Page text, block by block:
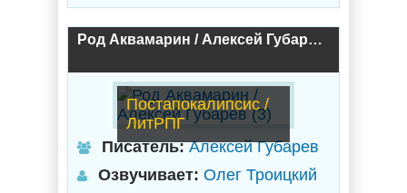
Род Аквамарин / Алексей Губарев (3)
Постапокалипсис /
ЛитРПГ
Писатель: Алексей Губарев
Озвучивает: Олег Троицкий